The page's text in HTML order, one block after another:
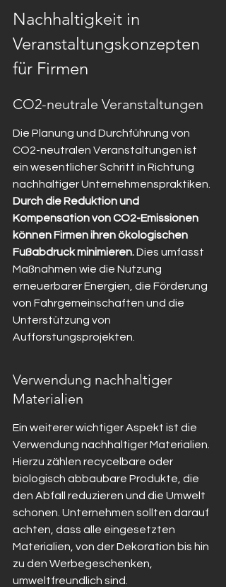
Nachhaltigkeit in
Veranstaltungskonzepten
für Firmen
CO2-neutrale Veranstaltungen
Die Planung und Durchführung von
CO2-neutralen Veranstaltungen ist
ein wesentlicher Schritt in Richtung
nachhaltiger Unternehmenspraktiken.
Durch die Reduktion und
Kompensation von CO2-Emissionen
können Firmen ihren ökologischen
Fußabdruck minimieren. Dies umfasst
Maßnahmen wie die Nutzung
erneuerbarer Energien, die Förderung
von Fahrgemeinschaften und die
Unterstützung von
Aufforstungsprojekten.
Verwendung nachhaltiger
Materialien
Ein weiterer wichtiger Aspekt ist die
Verwendung nachhaltiger Materialien.
Hierzu zählen recycelbare oder
biologisch abbaubare Produkte, die
den Abfall reduzieren und die Umwelt
schonen. Unternehmen sollten darauf
achten, dass alle eingesetzten
Materialien, von der Dekoration bis hin
zu den Werbegeschenken,
umweltfreundlich sind.